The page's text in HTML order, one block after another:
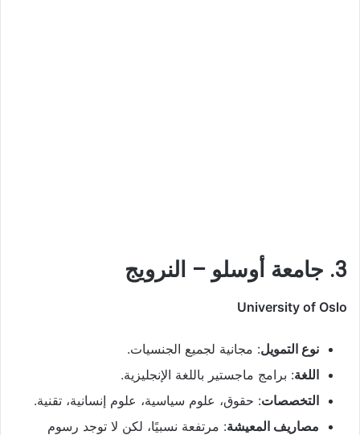
3. جامعة أوسلو – النرويج
University of Oslo
نوع التمويل: مجانية لجميع الجنسيات.
اللغة: برامج ماجستير باللغة الإنجليزية.
التخصصات: حقوق، علوم سياسية، علوم إنسانية، تقنية.
مصاريف المعيشة: مرتفعة نسبيًا، لكن لا توجد رسوم